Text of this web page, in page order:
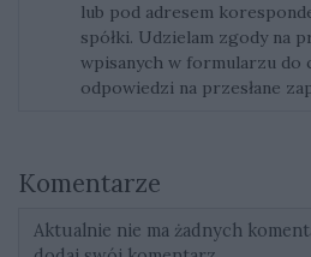
lub pod adresem
spółki. Udzielam zgody na
wpisanych w formularzu do
odpowiedzi na przesłane
Komentarze
Aktualnie nie ma żadnych